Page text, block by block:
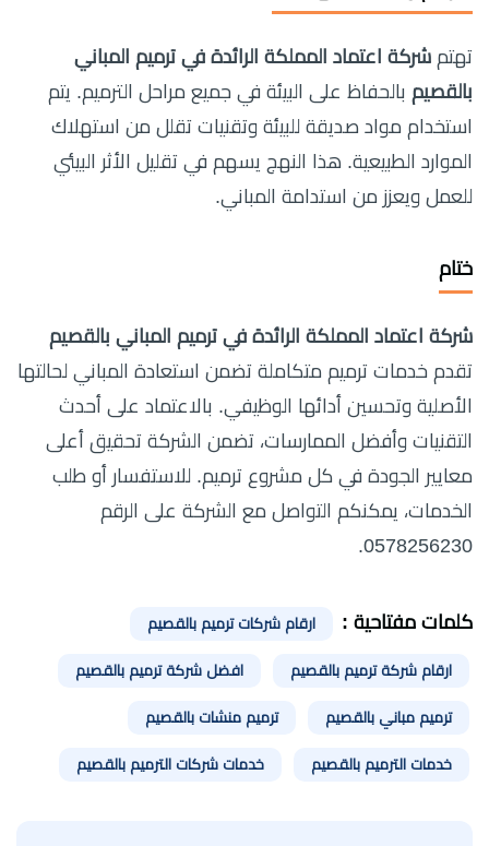
تهتم شركة اعتماد المملكة الرائدة في ترميم المباني
بالقصيم بالحفاظ على البيئة في جميع مراحل الترميم. يتم
استخدام مواد صديقة للبيئة وتقنيات تقلل من استهلاك
الموارد الطبيعية. هذا النهج يسهم في تقليل الأثر البيئي
للعمل ويعزز من استدامة المباني.
ختام
شركة اعتماد المملكة الرائدة في ترميم المباني بالقصيم
تقدم خدمات ترميم متكاملة تضمن استعادة المباني لحالتها
الأصلية وتحسين أدائها الوظيفي. بالاعتماد على أحدث
التقنيات وأفضل الممارسات، تضمن الشركة تحقيق أعلى
معايير الجودة في كل مشروع ترميم. للاستفسار أو طلب
الخدمات، يمكنكم التواصل مع الشركة على الرقم
0578256230.
كلمات مفتاحية : ارقام شركات ترميم بالقصيم
ارقام شركة ترميم بالقصيم افضل شركة ترميم بالقصيم
ترميم مباني بالقصيم ترميم منشات بالقصيم
خدمات الترميم بالقصيم خدمات شركات الترميم بالقصيم